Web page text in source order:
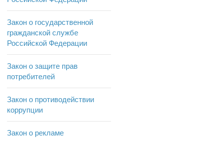
Закон о государственной
гражданской службе
Российской Федерации
Закон о защите прав
потребителей
Закон о противодействии
коррупции
Закон о рекламе